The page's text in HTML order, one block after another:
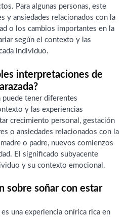
Para algunas personas, este
y ansiedades relacionados con la
o los cambios importantes en la
según el contexto y las
individuo.
interpretaciones de
puede tener diferentes
y las experiencias
crecimiento personal, gestación
o ansiedades relacionados con la
o padre, nuevos comienzos
El significado subyacente
y su contexto emocional.
sobre soñar con estar
una experiencia onírica rica en